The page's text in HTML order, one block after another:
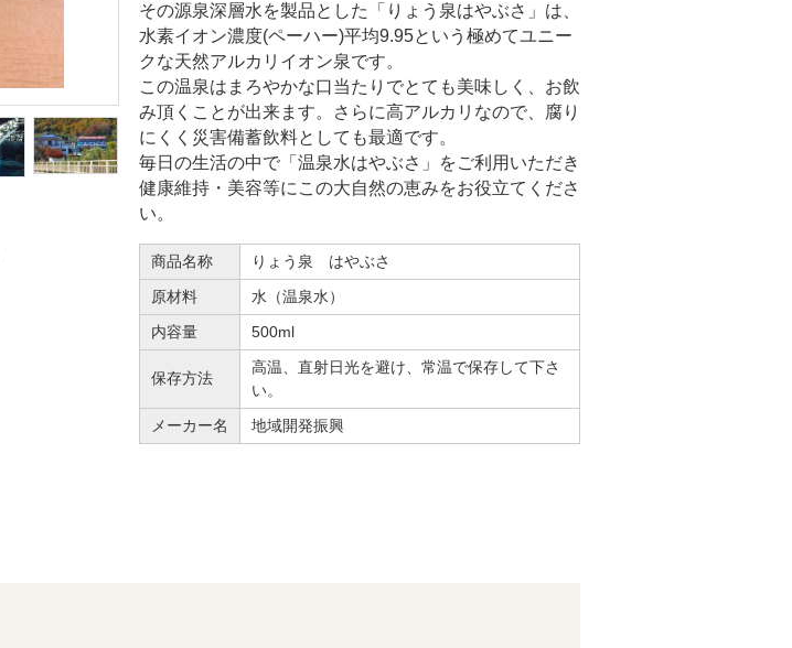
その源泉深層水を製品とした「りょう泉はやぶさ」は、
水素イオン濃度(ペーハー)平均9.95という極めてユニー
クな天然アルカリイオン泉です。
この温泉はまろやかな口当たりでとても美味しく、お飲
み頂くことが出来ます。さらに高アルカリなので、腐り
にくく災害備蓄飲料としても最適です。
毎日の生活の中で「温泉水はやぶさ」をご利用いただき
健康維持・美容等にこの大自然の恵みをお役立てくださ
い。
商品名称
りょう泉 はやぶさ
原材料
水（温泉水）
内容量
500ml
保存方法
高温、直射日光を避け、常温で保存して下さ
い。
メーカー名
地域開発振興